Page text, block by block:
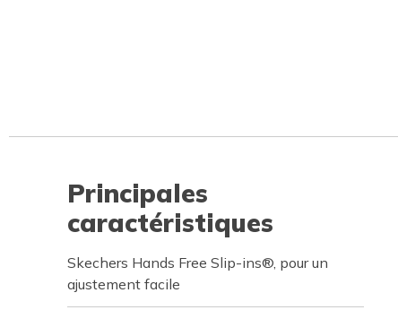
Principales
caractéristiques
Skechers Hands Free Slip-ins®, pour un
ajustement facile